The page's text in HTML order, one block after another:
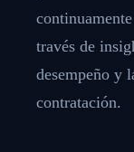
través de
desempeño y
contratación.